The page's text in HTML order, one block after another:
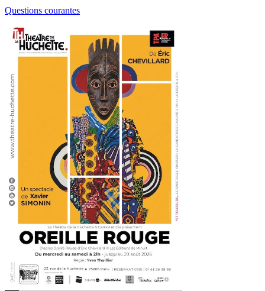
Questions courantes